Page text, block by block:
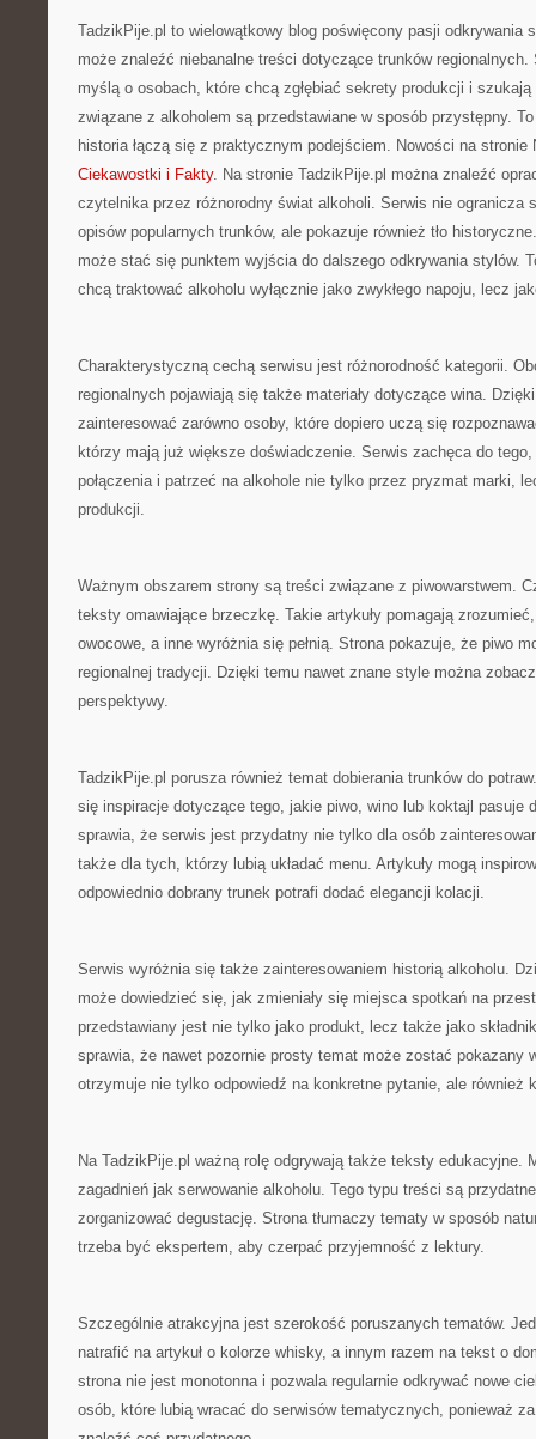
TadzikPije.pl to wielowątkowy blog poświęcony pasji odkrywania
może znaleźć niebanalne treści dotyczące trunków regionalnych.
myślą o osobach, które chcą zgłębiać sekrety produkcji i
związane z alkoholem są przedstawiane w sposób przystępny.
historia łączą się z praktycznym podejściem. Nowości na stronie
Ciekawostki i Fakty. Na stronie TadzikPije.pl można znaleźć
czytelnika przez różnorodny świat alkoholi. Serwis nie ogranicza
opisów popularnych trunków, ale pokazuje również tło
może stać się punktem wyjścia do dalszego odkrywania stylów.
chcą traktować alkoholu wyłącznie jako zwykłego napoju, lecz
Charakterystyczną cechą serwisu jest różnorodność kategorii.
regionalnych pojawiają się także materiały dotyczące wina.
zainteresować zarówno osoby, które dopiero uczą się
którzy mają już większe doświadczenie. Serwis zachęca do
połączenia i patrzeć na alkohole nie tylko przez pryzmat marki,
produkcji.
Ważnym obszarem strony są treści związane z piwowarstwem.
teksty omawiające brzeczkę. Takie artykuły pomagają
owocowe, a inne wyróżnia się pełnią. Strona pokazuje, że piwo
regionalnej tradycji. Dzięki temu nawet znane style można
perspektywy.
TadzikPije.pl porusza również temat dobierania trunków do
się inspiracje dotyczące tego, jakie piwo, wino lub koktajl pasuje
sprawia, że serwis jest przydatny nie tylko dla osób
także dla tych, którzy lubią układać menu. Artykuły mogą
odpowiednio dobrany trunek potrafi dodać elegancji kolacji.
Serwis wyróżnia się także zainteresowaniem historią alkoholu.
może dowiedzieć się, jak zmieniały się miejsca spotkań na
przedstawiany jest nie tylko jako produkt, lecz także jako
sprawia, że nawet pozornie prosty temat może zostać pokazany
otrzymuje nie tylko odpowiedź na konkretne pytanie, ale również
Na TadzikPije.pl ważną rolę odgrywają także teksty edukacyjne.
zagadnień jak serwowanie alkoholu. Tego typu treści są
zorganizować degustację. Strona tłumaczy tematy w sposób
trzeba być ekspertem, aby czerpać przyjemność z lektury.
Szczególnie atrakcyjna jest szerokość poruszanych tematów.
natrafić na artykuł o kolorze whisky, a innym razem na tekst o
strona nie jest monotonna i pozwala regularnie odkrywać nowe
osób, które lubią wracać do serwisów tematycznych, ponieważ